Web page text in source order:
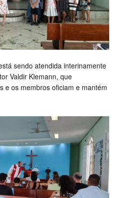
sendo atendida interinamente
Valdir Klemann, que
e os membros oficiam e mantém